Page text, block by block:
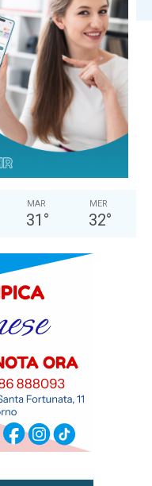
C °
30.1°
MAR
31 °
MER
32°